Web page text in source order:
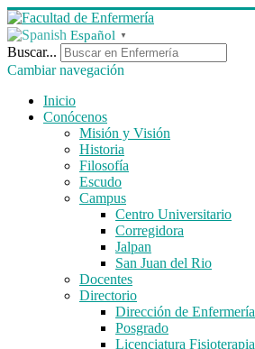
Español ▼
Buscar...
Cambiar navegación
Inicio
Conócenos
Misión y Visión
Historia
Filosofía
Escudo
Campus
Centro Universitario
Corregidora
Jalpan
San Juan del Rio
Docentes
Directorio
Dirección de Enfermería
Posgrado
Licenciatura Fisioterapia